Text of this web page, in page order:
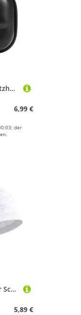
Wegiwuca Kompakte Schutzhülle Für Aktion 5PRO/4/3 Kameraszubehör Deckel Leichter Speicherbeutel Mit Multicolor Option Leichtes Action Kamera Beutel
6,99 €
der
Wegiwuca Kühlstirnbänder Schweißbänder Für Frauen Männer Rennen Radsport Tennis Schweiß Stirnbänder Elastisches Stirnbänder Breites Haarband
5,89 €